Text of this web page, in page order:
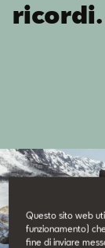
Business
Configuratore
ricordi.
Questo sito web
funzionamento)
fine di inviare